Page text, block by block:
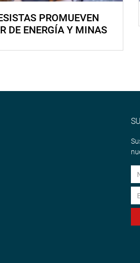
PROMUEVEN
DE ENERGÍA Y MINAS